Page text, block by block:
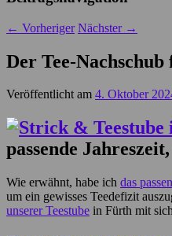
← Vorheriger Nächster →
Der Tee-
Veröffentlicht am 4. Oktober
passende
Wie erwähnt, habe ich das
um ein gewisses Teedefizit
unserer Teestube in Fürth mit